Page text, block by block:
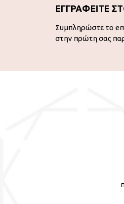
ΕΓΓΡΑΦΕΙΤΕ
Συμπληρώστε το
στην πρώτη σας